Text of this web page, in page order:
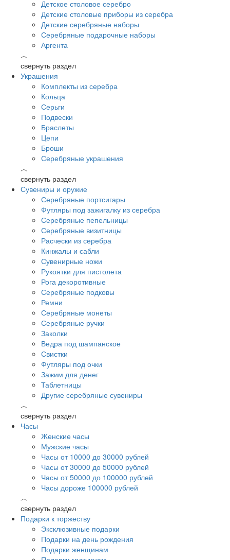
Детское столовое серебро
Детские столовые приборы из серебра
Детские серебряные наборы
Серебряные подарочные наборы
Аргента
︿
свернуть раздел
Украшения
Комплекты из серебра
Кольца
Серьги
Подвески
Браслеты
Цепи
Броши
Серебряные украшения
︿
свернуть раздел
Сувениры и оружие
Серебряные портсигары
Футляры под зажигалку из серебра
Серебряные пепельницы
Серебряные визитницы
Расчески из серебра
Кинжалы и сабли
Сувенирные ножи
Рукоятки для пистолета
Рога декоротивные
Серебряные подковы
Ремни
Серебряные монеты
Серебряные ручки
Заколки
Ведра под шампанское
Свистки
Футляры под очки
Зажим для денег
Таблетницы
Другие серебряные сувениры
︿
свернуть раздел
Часы
Женские часы
Мужские часы
Часы от 10000 до 30000 рублей
Часы от 30000 до 50000 рублей
Часы от 50000 до 100000 рублей
Часы дороже 100000 рублей
︿
свернуть раздел
Подарки к торжеству
Эксклюзивные подарки
Подарки на день рождения
Подарки женщинам